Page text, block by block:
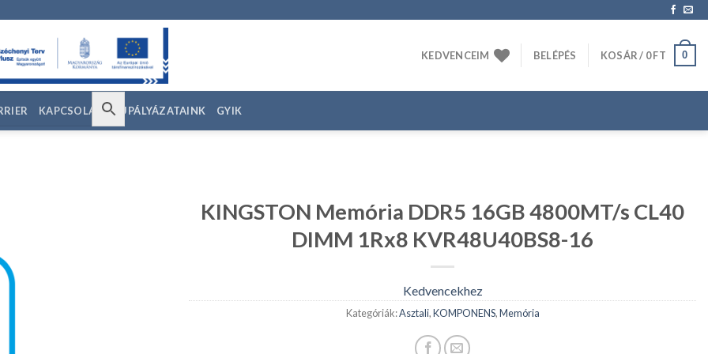
KEDVENCEIM BELÉPÉS KOSÁR / 0FT 0
KAPCSOLAT EU PÁLYÁZATAINK GYIK
KINGSTON Memória DDR5 16GB 4800MT/s CL40
DIMM 1Rx8 KVR48U40BS8-16
Kedvencekhez
Kategóriák:Asztali,KOMPONENS,Memória